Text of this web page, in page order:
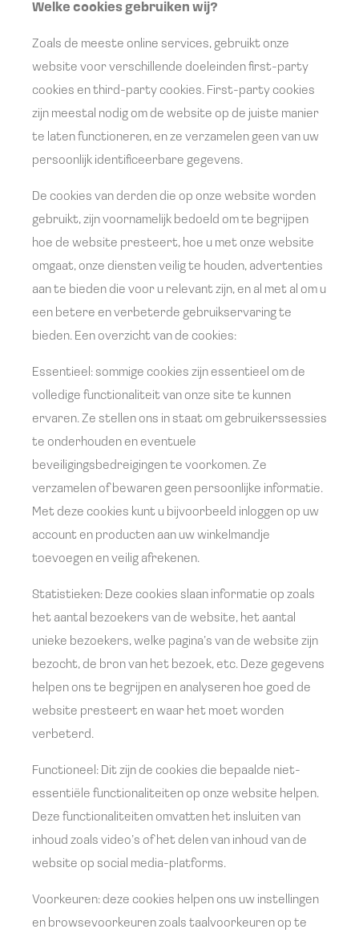
Welke cookies gebruiken wij?
Zoals de meeste online services, gebruikt onze
website voor verschillende doeleinden first-party
cookies en third-party cookies. First-party cookies
zijn meestal nodig om de website op de juiste manier
te laten functioneren, en ze verzamelen geen van uw
persoonlijk identificeerbare gegevens.
De cookies van derden die op onze website worden
gebruikt, zijn voornamelijk bedoeld om te begrijpen
hoe de website presteert, hoe u met onze website
omgaat, onze diensten veilig te houden, advertenties
aan te bieden die voor u relevant zijn, en al met al om u
een betere en verbeterde gebruikservaring te
bieden. Een overzicht van de cookies:
Essentieel: sommige cookies zijn essentieel om de
volledige functionaliteit van onze site te kunnen
ervaren. Ze stellen ons in staat om gebruikerssessies
te onderhouden en eventuele
beveiligingsbedreigingen te voorkomen. Ze
verzamelen of bewaren geen persoonlijke informatie.
Met deze cookies kunt u bijvoorbeeld inloggen op uw
account en producten aan uw winkelmandje
toevoegen en veilig afrekenen.
Statistieken: Deze cookies slaan informatie op zoals
het aantal bezoekers van de website, het aantal
unieke bezoekers, welke pagina’s van de website zijn
bezocht, de bron van het bezoek, etc. Deze gegevens
helpen ons te begrijpen en analyseren hoe goed de
website presteert en waar het moet worden
verbeterd.
Functioneel: Dit zijn de cookies die bepaalde niet-
essentiële functionaliteiten op onze website helpen.
Deze functionaliteiten omvatten het insluiten van
inhoud zoals video’s of het delen van inhoud van de
website op social media-platforms.
Voorkeuren: deze cookies helpen ons uw instellingen
en browsevoorkeuren zoals taalvoorkeuren op te